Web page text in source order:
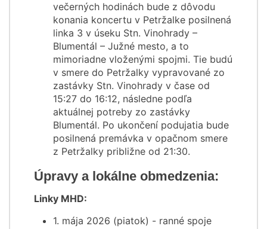
večerných hodinách bude z dôvodu
konania koncertu v Petržalke posilnená
linka 3 v úseku Stn. Vinohrady –
Blumentál – Južné mesto, a to
mimoriadne vloženými spojmi. Tie budú
v smere do Petržalky vypravované zo
zastávky Stn. Vinohrady v čase od
15:27 do 16:12, následne podľa
aktuálnej potreby zo zastávky
Blumentál. Po ukončení podujatia bude
posilnená premávka v opačnom smere
z Petržalky približne od 21:30.
Úpravy a lokálne obmedzenia:
Linky MHD:
1. mája 2026 (piatok) - ranné spoje